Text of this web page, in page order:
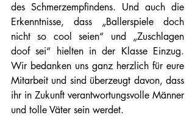
des Schmerzempfindens. Und auch die
Erkenntnisse, dass „Ballerspiele doch
nicht so cool seien“ und „Zuschlagen
doof sei“ hielten in der Klasse Einzug.
Wir bedanken uns ganz herzlich für eure
Mitarbeit und sind überzeugt davon, dass
ihr in Zukunft verantwortungsvolle Männer
und tolle Väter sein werdet.